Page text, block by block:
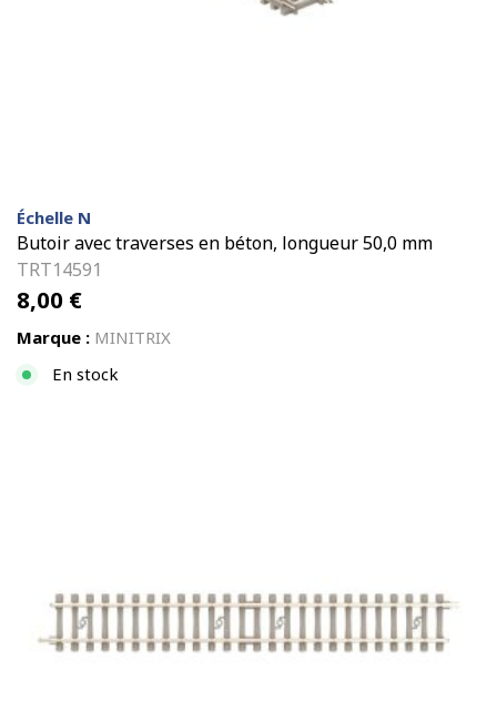
Échelle N
Butoir avec traverses en béton, longueur 50,0 mm
TRT14591
8,00 €
Marque : MINITRIX
En stock